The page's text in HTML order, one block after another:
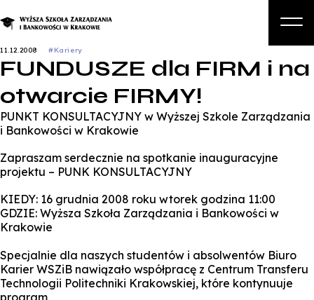
O nas
Studia podyplomowe i kursy
Kandydat
Biznes
11.12.2008 #Kariery
FUNDUSZE dla FIRM i na
otwarcie FIRMY!
PUNKT KONSULTACYJNY w Wyższej Szkole Zarządzania
i Bankowości w Krakowie
Zapraszam serdecznie na spotkanie inauguracyjne
projektu – PUNK KONSULTACYJNY
KIEDY: 16 grudnia 2008 roku wtorek godzina 11:00
GDZIE: Wyższa Szkoła Zarządzania i Bankowości w
Krakowie
Specjalnie dla naszych studentów i absolwentów Biuro
Karier WSZiB nawiązało współpracę z Centrum Transferu
Technologii Politechniki Krakowskiej, które kontynuuje
program